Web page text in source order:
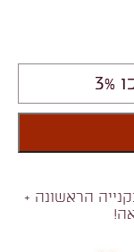
הראשונה +